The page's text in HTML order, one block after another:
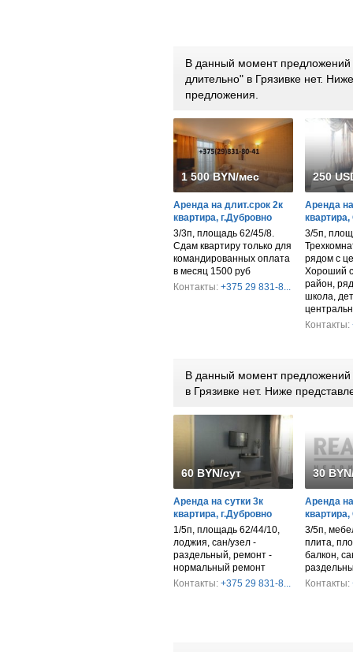
В данный момент предложений
длительно" в Грязивке нет.
предложения.
1 500 BYN/мес
Аренда на длит.срок 2к
квартира, г.Дубровно
3/3п, площадь 62/45/8.
Сдам квартиру только для
командированных оплата
в месяц 1500 руб
Контакты: +375 29 831-8...
250
Аренда
3/5п,
рядом с
Хороший
район,
школа,
Контакты:
В данный момент предложений
в Грязивке нет. Ниже
60 BYN/сут
Аренда на сутки 3к
квартира, г.Дубровно
1/5п, площадь 62/44/10,
лоджия, сан/узел -
раздельный, ремонт -
нормальный ремонт
Контакты: +375 29 831-8...
30
Аренда
3/5п,
плита,
балкон,
Контакты: